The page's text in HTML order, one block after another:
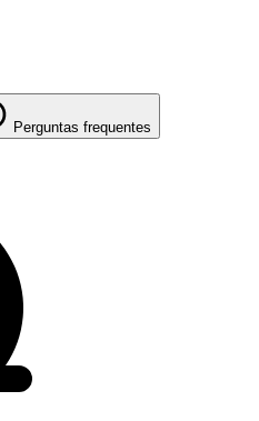
Perguntas frequentes